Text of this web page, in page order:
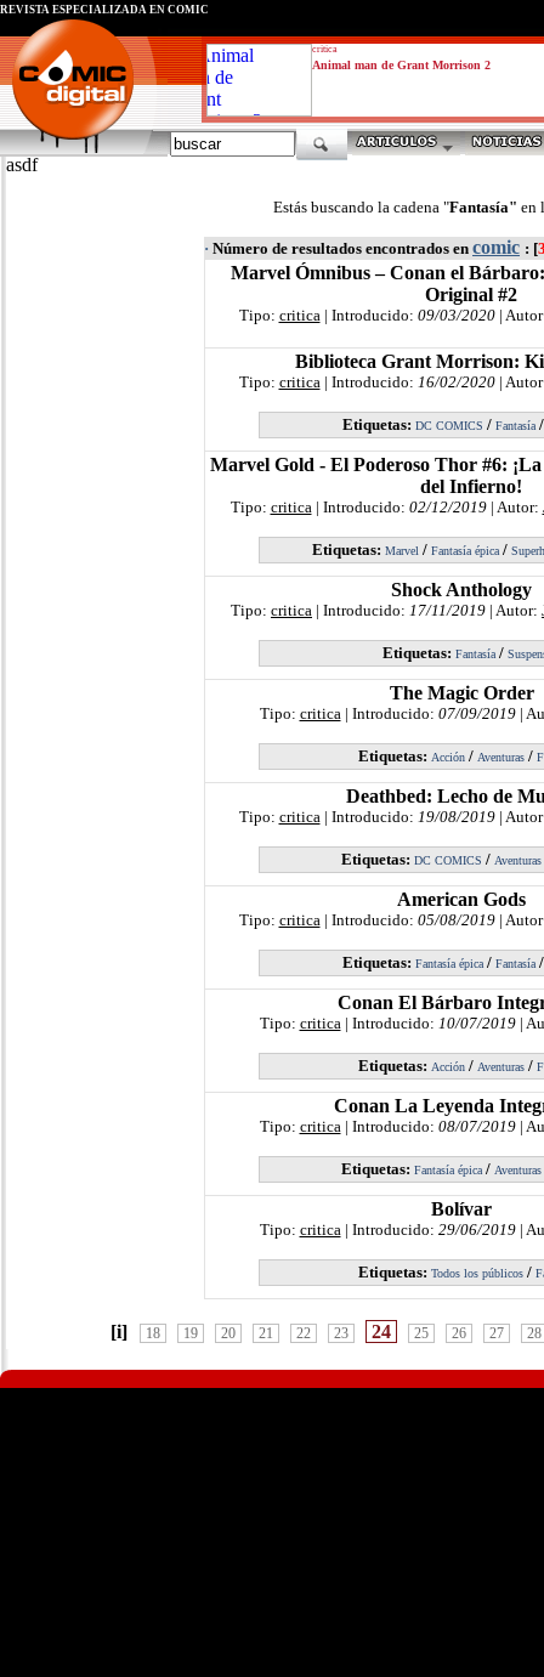
critica
Animal man de Grant Morrison 2
REVISTA ESPECIALIZADA EN CÓMIC
asdf
Estás buscando la cadena "Fantasía" en
· Número de resultados encontrados en comic : [
Marvel Ómnibus – Conan el
Original #2
Tipo: critica| Introducido: 09/03/2020|
Biblioteca Grant Morrison:
Tipo: critica| Introducido: 16/02/2020|
Etiquetas: DC COMICS / Fantasía
Marvel Gold - El Poderoso Thor #6:
del Infierno!
Tipo: critica| Introducido: 02/12/2019| Autor:
Etiquetas: Marvel / Fantasía épica /
Shock Anthology
Tipo: critica | Introducido: 17/11/2019 | Autor:
Etiquetas: Fantasía/
The Magic Order
Tipo: critica| Introducido: 07/09/2019|
Etiquetas: Acción/ Aventuras/
Deathbed: Lecho de
Tipo: critica| Introducido: 19/08/2019|
Etiquetas: DC COMICS / Aventuras
American Gods
Tipo: critica| Introducido: 05/08/2019|
Etiquetas: Fantasía épica/ Fantasía
Conan El Bárbaro
Tipo: critica| Introducido: 10/07/2019|
Etiquetas: Acción/ Aventuras/
Conan La Leyenda
Tipo: critica| Introducido: 08/07/2019|
Etiquetas: Fantasía épica/ Aventuras
Bolívar
Tipo: critica| Introducido: 29/06/2019|
Etiquetas: Todos los públicos /
[i] 18 19 20 21 22 23 24 25 26 27 28